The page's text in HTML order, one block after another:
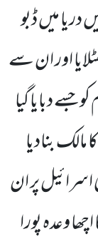
میں ڈبو
اور ان سے
دبایا گیا
بنادیا
پر ان
وعدہ پورا